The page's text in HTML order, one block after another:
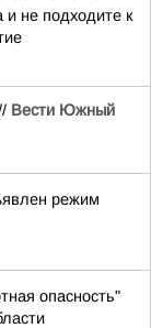
и не подходите к
Вести Южный
режим
опасность"